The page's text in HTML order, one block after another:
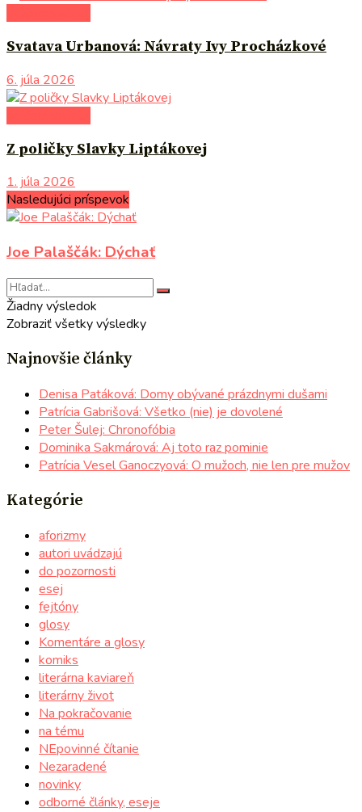
Svatava Urbanová: Návraty Ivy Procházkové
6. júla 2026
Z poličky Slavky Liptákovej
1. júla 2026
Nasledujúci príspevok
Joe Palaščák: Dýchať
Žiadny výsledok
Zobraziť všetky výsledky
Najnovšie články
Denisa Patáková: Domy obývané prázdnymi dušami
Patrícia Gabrišová: Všetko (nie) je dovolené
Peter Šulej: Chronofóbia
Dominika Sakmárová: Aj toto raz pominie
Patrícia Vesel Ganoczyová: O mužoch, nie len pre mužov
Kategórie
aforizmy
autori uvádzajú
do pozornosti
esej
fejtóny
glosy
Komentáre a glosy
komiks
literárna kaviareň
literárny život
Na pokračovanie
na tému
NEpovinné čítanie
Nezaradené
novinky
odborné články, eseje